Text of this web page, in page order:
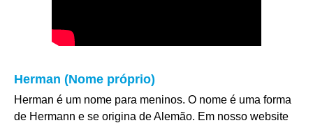
Herman (Nome próprio)
Herman é um nome para meninos. O nome é uma forma
de Hermann e se origina de Alemão. Em nosso website